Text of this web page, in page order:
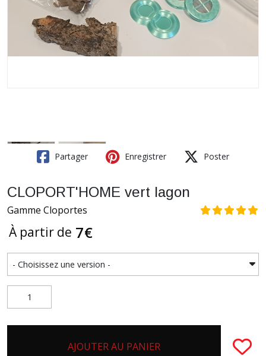
Partager Enregistrer Poster
CLOPORT'HOME vert lagon
Gamme Cloportes
À partir de 7€
AJOUTER AU PANIER